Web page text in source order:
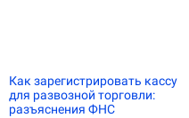
Как зарегистрировать кассу
для развозной торговли:
разъяснения ФНС